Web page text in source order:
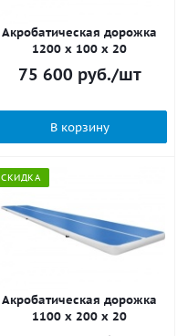
Акробатическая дорожка
1200 x 100 x 20
75 600 руб./шт
В корзину
СКИДКА
Акробатическая дорожка
1100 x 200 x 20